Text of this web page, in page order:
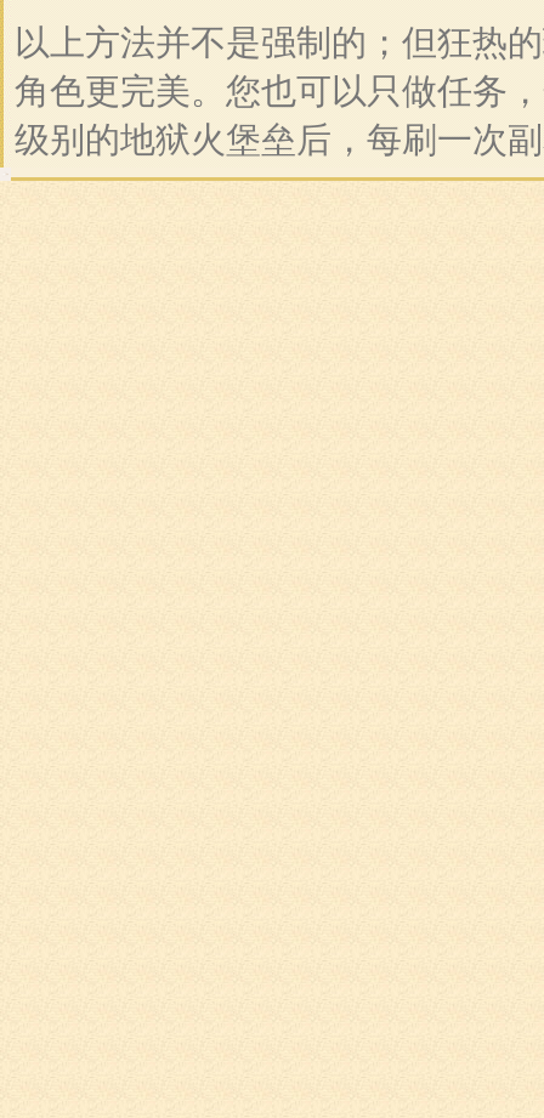
以上方法并不是强制的；但狂热
角色更完美。您也可以只做任务
级别的地狱火堡垒后，每刷一次